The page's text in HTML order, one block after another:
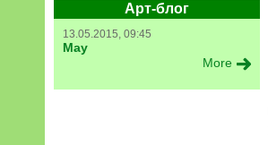
Арт-блог
13.05.2015, 09:45
May
More